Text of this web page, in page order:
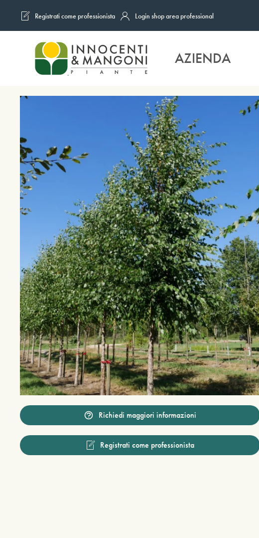
Skip to main content
Registrati come professionista Login shop area professional
AZIENDA
Richiedi maggiori informazioni
Registrati come professionista